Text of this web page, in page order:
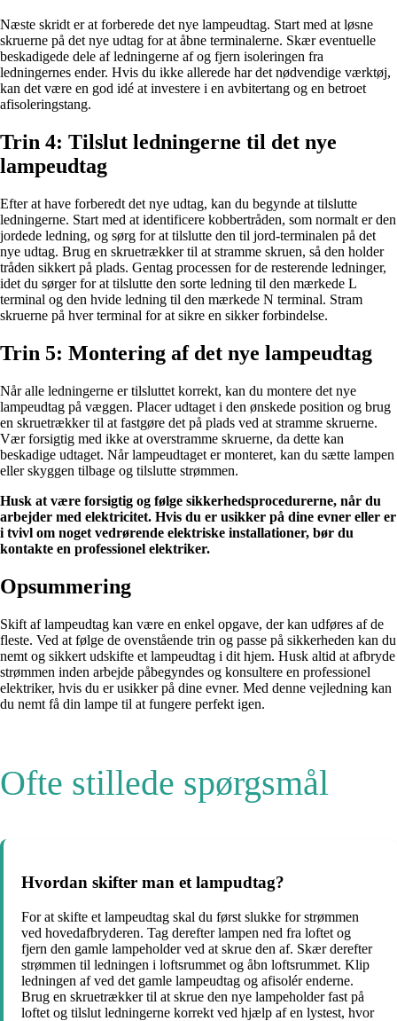
Næste skridt er at forberede det nye lampeudtag. Start med at løsne
skruerne på det nye udtag for at åbne terminalerne. Skær eventuelle
beskadigede dele af ledningerne af og fjern isoleringen fra
ledningernes ender. Hvis du ikke allerede har det nødvendige værktøj,
kan det være en god idé at investere i en avbitertang og en betroet
afisoleringstang.
Trin 4: Tilslut ledningerne til det nye
lampeudtag
Efter at have forberedt det nye udtag, kan du begynde at tilslutte
ledningerne. Start med at identificere kobbertråden, som normalt er den
jordede ledning, og sørg for at tilslutte den til jord-terminalen på det
nye udtag. Brug en skruetrækker til at stramme skruen, så den holder
tråden sikkert på plads. Gentag processen for de resterende ledninger,
idet du sørger for at tilslutte den sorte ledning til den mærkede L
terminal og den hvide ledning til den mærkede N terminal. Stram
skruerne på hver terminal for at sikre en sikker forbindelse.
Trin 5: Montering af det nye lampeudtag
Når alle ledningerne er tilsluttet korrekt, kan du montere det nye
lampeudtag på væggen. Placer udtaget i den ønskede position og brug
en skruetrækker til at fastgøre det på plads ved at stramme skruerne.
Vær forsigtig med ikke at overstramme skruerne, da dette kan
beskadige udtaget. Når lampeudtaget er monteret, kan du sætte lampen
eller skyggen tilbage og tilslutte strømmen.
Husk at være forsigtig og følge sikkerhedsprocedurerne, når du
arbejder med elektricitet. Hvis du er usikker på dine evner eller er
i tvivl om noget vedrørende elektriske installationer, bør du
kontakte en professionel elektriker.
Opsummering
Skift af lampeudtag kan være en enkel opgave, der kan udføres af de
fleste. Ved at følge de ovenstående trin og passe på sikkerheden kan du
nemt og sikkert udskifte et lampeudtag i dit hjem. Husk altid at afbryde
strømmen inden arbejde påbegyndes og konsultere en professionel
elektriker, hvis du er usikker på dine evner. Med denne vejledning kan
du nemt få din lampe til at fungere perfekt igen.
Ofte stillede spørgsmål
Hvordan skifter man et lampudtag?
For at skifte et lampeudtag skal du først slukke for strømmen
ved hovedafbryderen. Tag derefter lampen ned fra loftet og
fjern den gamle lampeholder ved at skrue den af. Skær derefter
strømmen til ledningen i loftsrummet og åbn loftsrummet. Klip
ledningen af ved det gamle lampeudtag og afisolér enderne.
Brug en skruetrækker til at skrue den nye lampeholder fast på
loftet og tilslut ledningerne korrekt ved hjælp af en lystest, hvor